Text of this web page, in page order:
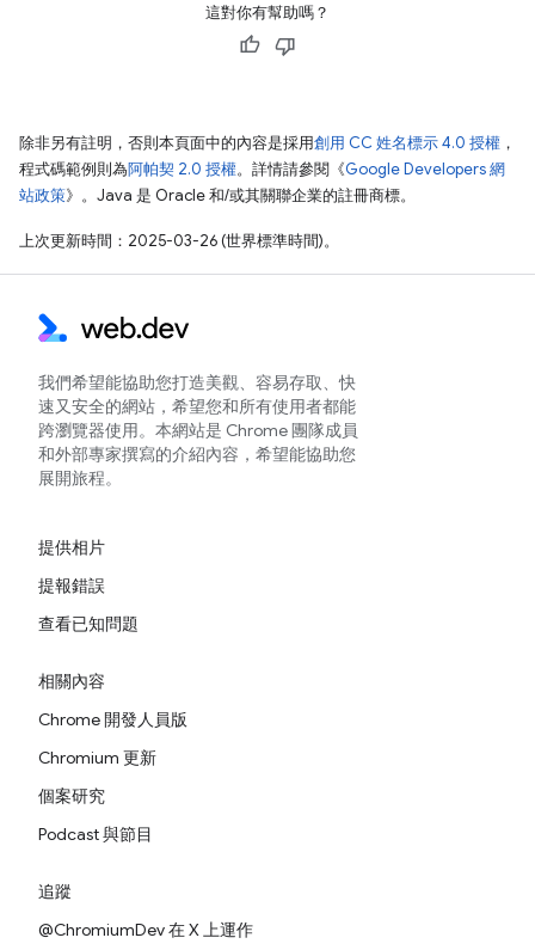
這對你有幫助嗎？
除非另有註明，否則本頁面中的內容是採用創用 CC 姓名標示 4.0 授權 ，
程式碼範例則為阿帕契 2.0 授權。詳情請參閱《Google Developers 網
站政策》。Java 是 Oracle 和/或其關聯企業的註冊商標。
上次更新時間：2025-03-26 (世界標準時間)。
我們希望能協助您打造美觀、容易存取、快
速又安全的網站，希望您和所有使用者都能
跨瀏覽器使用。本網站是 Chrome 團隊成員
和外部專家撰寫的介紹內容，希望能協助您
展開旅程。
提供相片
提報錯誤
查看已知問題
相關內容
Chrome 開發人員版
Chromium 更新
個案研究
Podcast 與節目
追蹤
@ChromiumDev 在 X 上運作